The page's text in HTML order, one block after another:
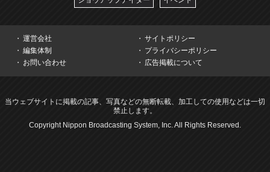
運営会社
サイトポリシー
編集体制
プライバシーポリシー
お問い合わせ
広告掲載について
当ウェブサイトに掲載の記事、写真などの無断転載、加工しての使用などは一切
禁止します。
Copyright Nippon Broadcasting System, Inc. All Rights Reserved.